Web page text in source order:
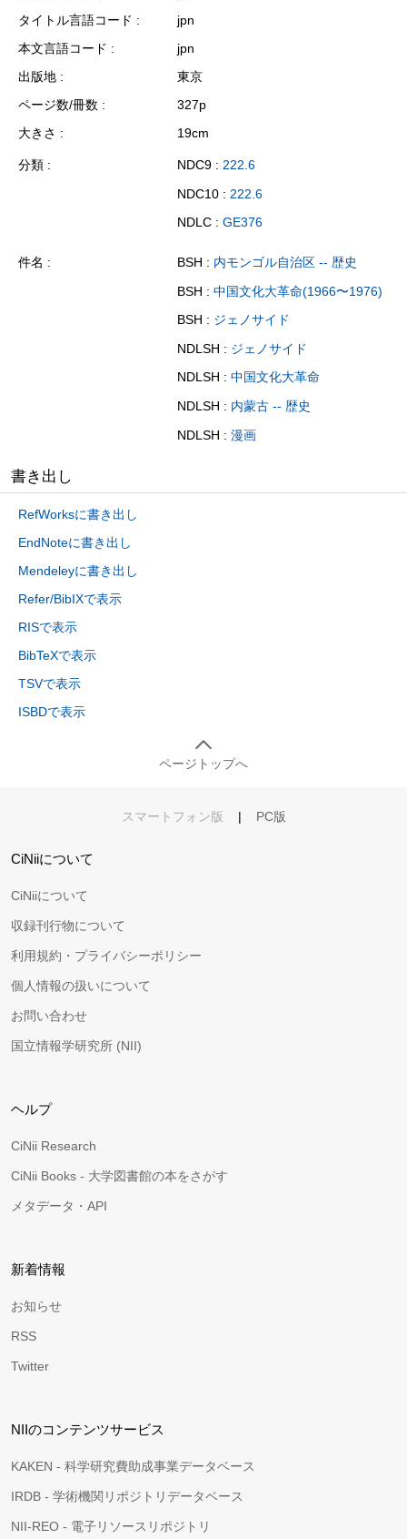
タイトル言語コード
jpn
本文言語コード
jpn
出版地
東京
ページ数/冊数
327p
大きさ
19cm
分類 NDC9 : 222.6
NDC10 : 222.6
NDLC : GE376
件名 BSH : 内モンゴル自治区 -- 歴史
BSH : 中国文化大革命(1966〜1976)
BSH : ジェノサイド
NDLSH : ジェノサイド
NDLSH : 中国文化大革命
NDLSH : 内蒙古 -- 歴史
NDLSH : 漫画
書き出し
RefWorksに書き出し
EndNoteに書き出し
Mendeleyに書き出し
Refer/BibIXで表示
RISで表示
BibTeXで表示
TSVで表示
ISBDで表示
ページトップへ
スマートフォン版 | PC版
CiNiiについて
CiNiiについて
収録刊行物について
利用規約・プライバシーポリシー
個人情報の扱いについて
お問い合わせ
国立情報学研究所 (NII)
ヘルプ
CiNii Research
CiNii Books - 大学図書館の本をさがす
メタデータ・API
新着情報
お知らせ
RSS
Twitter
NIIのコンテンツサービス
KAKEN - 科学研究費助成事業データベース
IRDB - 学術機関リポジトリデータベース
NII-REO - 電子リソースリポジトリ